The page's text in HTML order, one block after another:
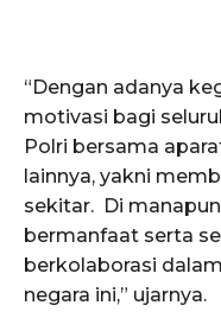
“Dengan adanya
motivasi bagi
Polri bersama
lainnya, yakni
sekitar. Di
bermanfaat serta
berkolaborasi
negara ini,” ujarnya.